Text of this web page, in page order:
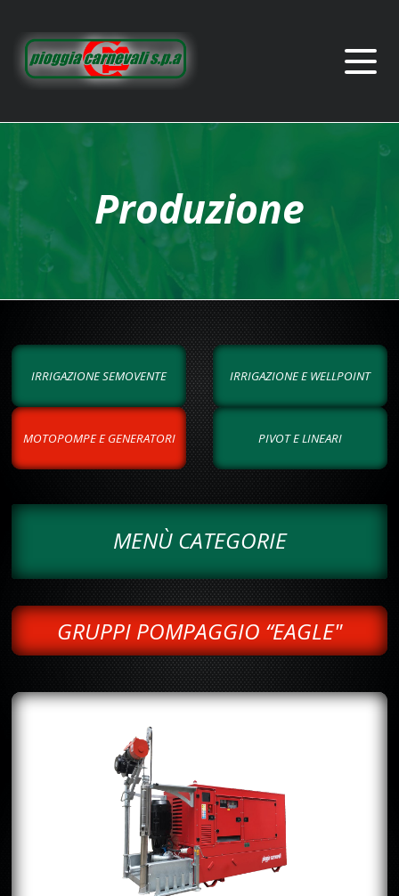
Produzione
IRRIGAZIONE SEMOVENTE IRRIGAZIONE E WELLPOINT
MOTOPOMPE E GENERATORI PIVOT E LINEARI
MENÙ CATEGORIE
GRUPPI POMPAGGIO “EAGLE"